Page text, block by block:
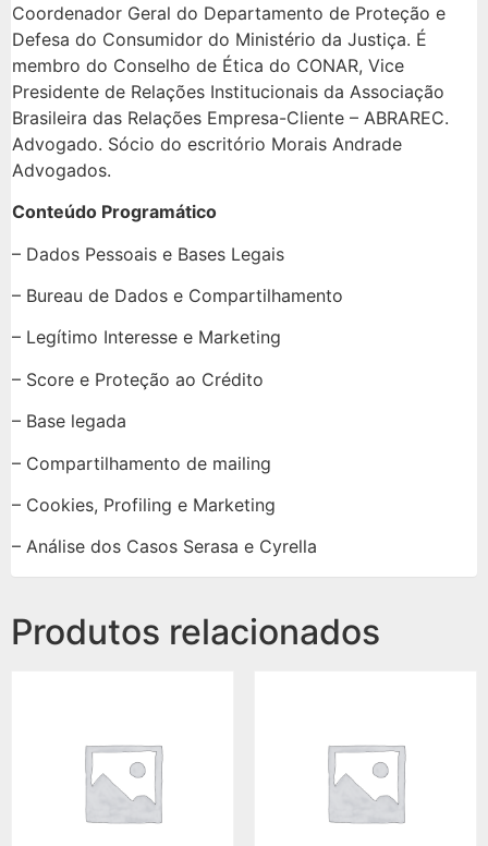
Coordenador Geral do Departamento de Proteção e
Defesa do Consumidor do Ministério da Justiça. É
membro do Conselho de Ética do CONAR, Vice
Presidente de Relações Institucionais da Associação
Brasileira das Relações Empresa-Cliente – ABRAREC.
Advogado. Sócio do escritório Morais Andrade
Advogados.
Conteúdo Programático
– Dados Pessoais e Bases Legais
– Bureau de Dados e Compartilhamento
– Legítimo Interesse e Marketing
– Score e Proteção ao Crédito
– Base legada
– Compartilhamento de mailing
– Cookies, Profiling e Marketing
– Análise dos Casos Serasa e Cyrella
Produtos relacionados